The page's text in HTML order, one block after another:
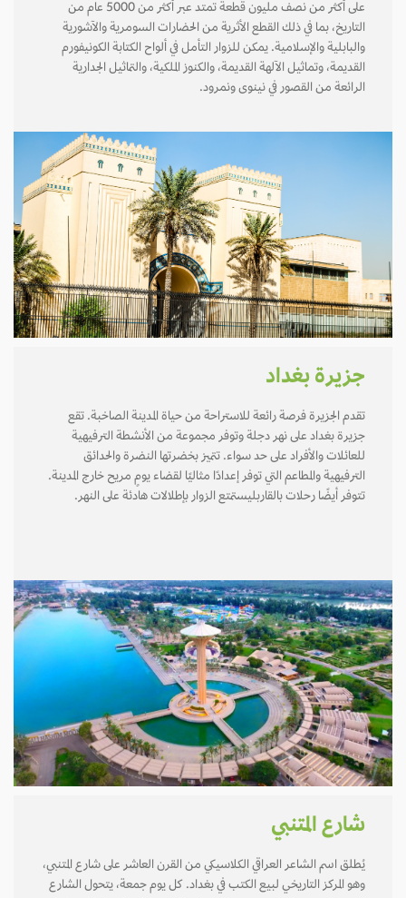
على أكثر من نصف مليون قطعة تمتد عبر أكثر من 5000 عام من
التاريخ، بما في ذلك القطع الأثرية من الحضارات السومرية والآشورية
والبابلية والإسلامية. يمكن للزوار التأمل في ألواح الكتابة الكونيفورم
القديمة، وتماثيل الآلهة القديمة، والكنوز الملكية، والتماثيل الجدارية
الرائعة من القصور في نينوى ونمرود.
جزيرة بغداد
تقدم الجزيرة فرصة رائعة للاستراحة من حياة المدينة الصاخبة. تقع
جزيرة بغداد على نهر دجلة وتوفر مجموعة من الأنشطة الترفيهية
للعائلات والأفراد على حد سواء. تتميز بخضرتها النضرة والحدائق
الترفيهية والمطاعم التي توفر إعدادًا مثاليًا لقضاء يومٍ مريح خارج المدينة.
تتوفر أيضًا رحلات بالقاربليستمتع الزوار بإطلالات هادئة على النهر.
شارع المتنبي
يُطلق اسم الشاعر العراقي الكلاسيكي من القرن العاشر على شارع المتنبي،
وهو المركز التاريخي لبيع الكتب في بغداد. كل يوم جمعة، يتحول الشارع